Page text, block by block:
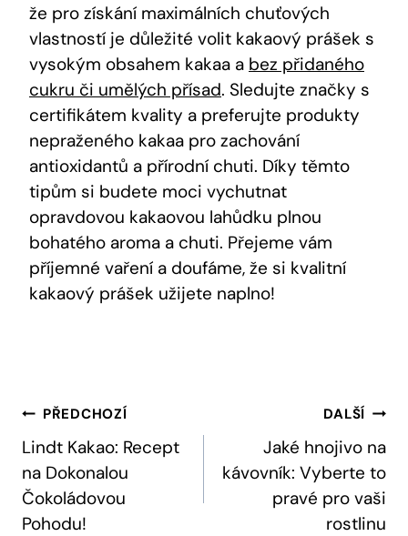
že pro získání maximálních chuťových
vlastností je důležité volit kakaový prášek s
vysokým obsahem kakaa a bez přidaného
cukru či umělých přísad. Sledujte značky s
certifikátem kvality a preferujte produkty
nepraženého kakaa pro zachování
antioxidantů a přírodní chuti. Díky těmto
tipům si budete moci vychutnat
opravdovou kakaovou lahůdku plnou
bohatého aroma a chuti. Přejeme vám
příjemné vaření a doufáme, že si kvalitní
kakaový prášek užijete naplno!
Navigace
Pro
Příspěvek
PŘEDCHOZÍ
Lindt Kakao: Recept
na Dokonalou
Čokoládovou
Pohodu!
DALŠÍ
Jaké hnojivo na
kávovník: Vyberte to
pravé pro vaši
rostlinu